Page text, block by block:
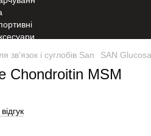
зв'язок і суглобів San SAN
Chondroitin MSM